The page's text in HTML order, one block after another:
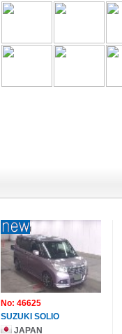
No: 46625
SUZUKI SOLIO
JAPAN